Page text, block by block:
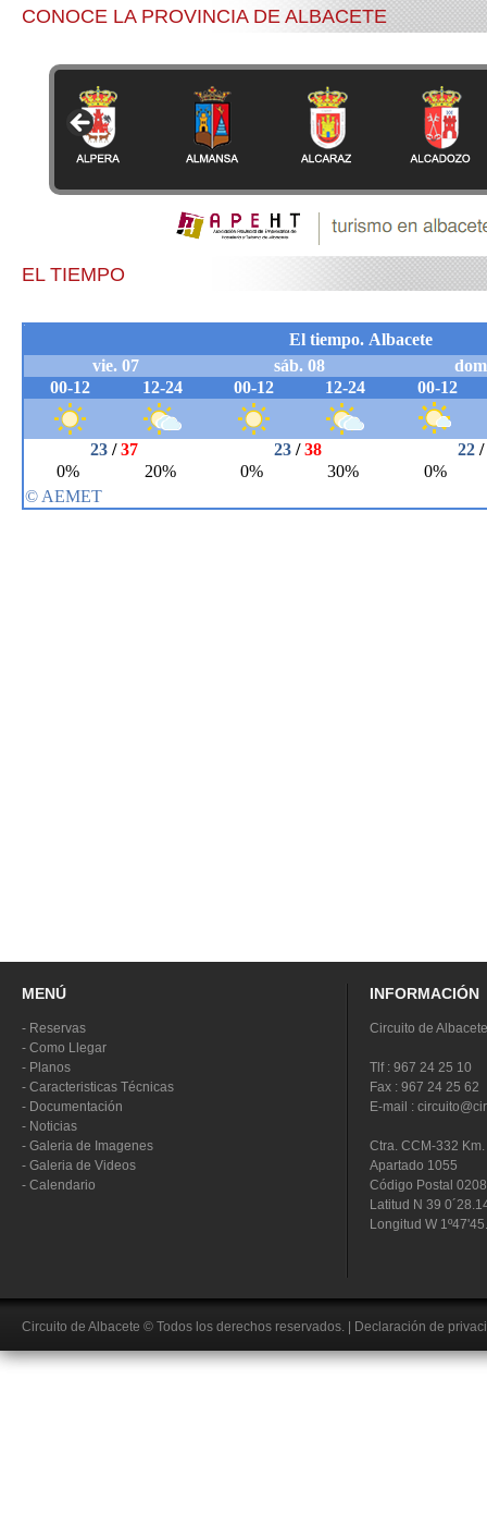
CONOCE LA PROVINCIA DE ALBACETE
EL TIEMPO
MENÚ
- Reservas
- Como Llegar
- Planos
- Caracteristicas Técnicas
- Documentación
- Noticias
- Galeria de Imagenes
- Galeria de Videos
- Calendario
INFORMACIÓN
Circuito de Albacete
Tlf : 967 24 25 10
Fax : 967 24 25 62
E-mail :
Ctra. CCM-332
Apartado 1055
Código Postal
Latitud N 39
Longitud W
Circuito de Albacete © Todos los derechos reservados. Declaración de